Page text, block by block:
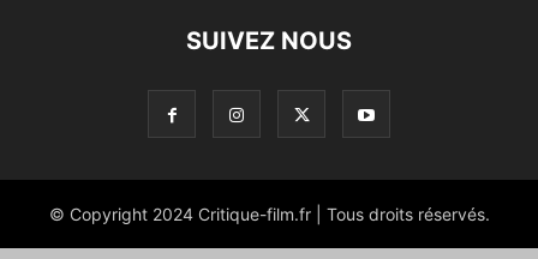
SUIVEZ NOUS
© Copyright 2024 Critique-film.fr | Tous droits réservés.